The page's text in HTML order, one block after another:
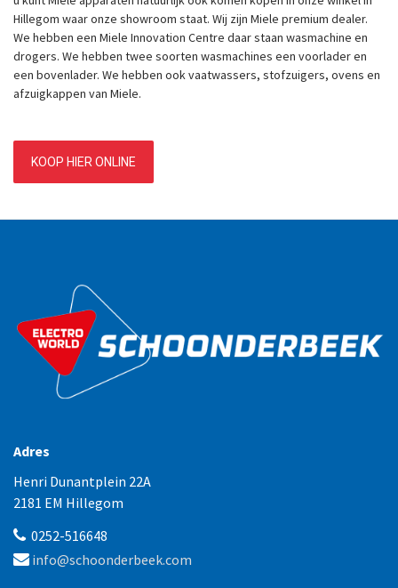
Hillegom waar onze showroom staat. Wij zijn Miele premium dealer.
We hebben een Miele Innovation Centre daar staan wasmachine en
drogers. We hebben twee soorten wasmachines een voorlader en
een bovenlader. We hebben ook vaatwassers, stofzuigers, ovens en
afzuigkappen van Miele.
KOOP HIER ONLINE
Adres
Henri Dunantplein 22A
2181 EM Hillegom
0252-516648
info@schoonderbeek.com